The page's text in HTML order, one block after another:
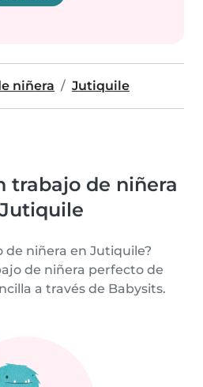
niñera Jutiquile
trabajo de niñera
de niñera en Jutiquile?
de niñera perfecto de
a través de Babysits.